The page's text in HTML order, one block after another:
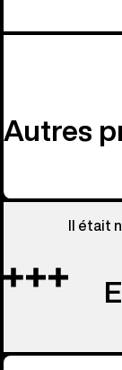
Autres
Il était